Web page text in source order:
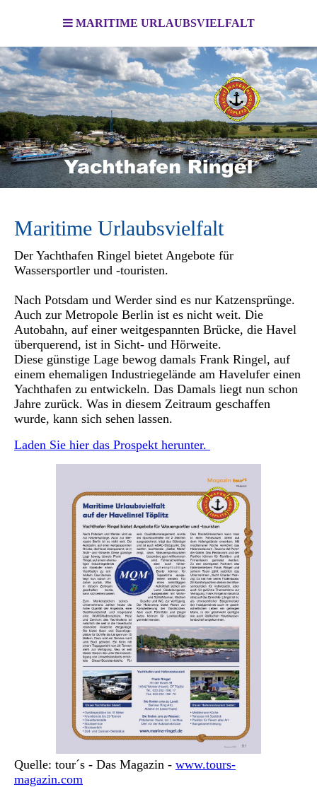
MARITIME URLAUBSVIELFALT
Maritime Urlaubsvielfalt
Der Yachthafen Ringel bietet Angebote für
Wassersportler und -touristen.
Nach Potsdam und Werder sind es nur Katzensprünge.
Auch zur Metropole Berlin ist es nicht weit. Die
Autobahn, auf einer weitgespannten Brücke, die Havel
überquerend, ist in Sicht- und Hörweite.
Diese günstige Lage bewog damals Frank Ringel, auf
einem ehemaligen Industriegelände am Havelufer einen
Yachthafen zu entwickeln. Das Damals liegt nun schon
Jahre zurück. Was in diesem Zeitraum geschaffen
wurde, kann sich sehen lassen.
Laden Sie hier das Prospekt herunter.
Quelle: tour´s - Das Magazin - www.tours-
magazin.com